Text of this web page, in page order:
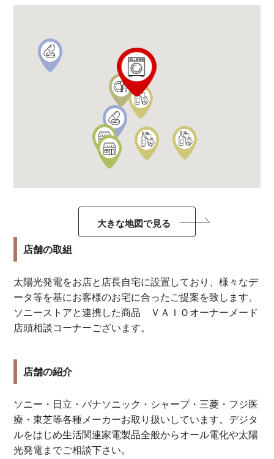
大きな地図で見る
店舗の取組
太陽光発電をお店と店長自宅に設置しており、様々なデ
ータ等を基にお客様のお宅に合ったご提案を致します。
ソニーストアと連携した商品 ＶＡＩＯオーナーメード
店頭相談コーナーございます。
店舗の紹介
ソニー・日立・パナソニック・シャープ・三菱・フジ医
療・東芝等各種メーカーお取り扱いしています。デジタ
ルをはじめ生活関連家電製品全般からオール電化や太陽
光発電までご相談下さい。